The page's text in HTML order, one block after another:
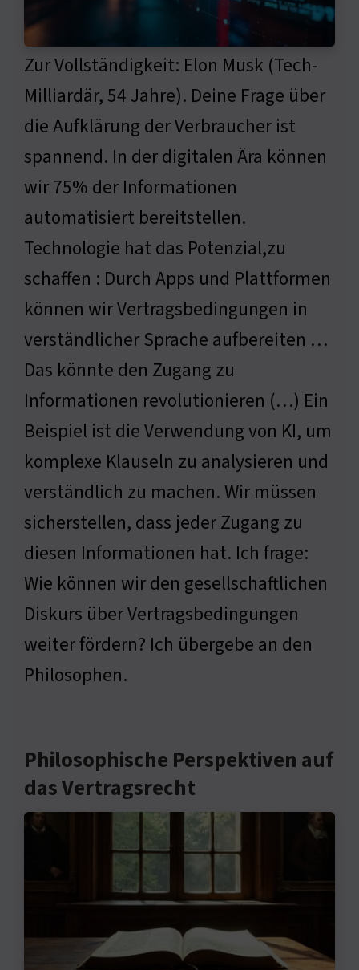
Zur Vollständigkeit: Elon Musk (Tech-
Milliardär, 54 Jahre). Deine Frage über
die Aufklärung der Verbraucher ist
spannend. In der digitalen Ära können
wir 75% der Informationen
automatisiert bereitstellen.
Technologie hat das Potenzial,zu
schaffen : Durch Apps und Plattformen
können wir Vertragsbedingungen in
verständlicher Sprache aufbereiten …
Das könnte den Zugang zu
Informationen revolutionieren (…) Ein
Beispiel ist die Verwendung von KI, um
komplexe Klauseln zu analysieren und
verständlich zu machen. Wir müssen
sicherstellen, dass jeder Zugang zu
diesen Informationen hat. Ich frage:
Wie können wir den gesellschaftlichen
Diskurs über Vertragsbedingungen
weiter fördern? Ich übergebe an den
Philosophen.
Philosophische Perspektiven auf
das Vertragsrecht